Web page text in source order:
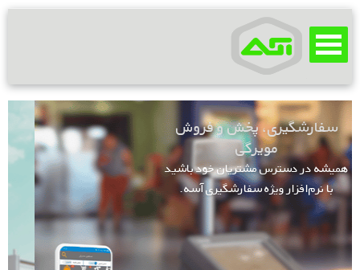
سفارشگیری، پخش و فروش
مویرگی
همیشه در دسترس مشتریان خود باشید
با نرم‌افزار ویژه سفارشگیری آسه.